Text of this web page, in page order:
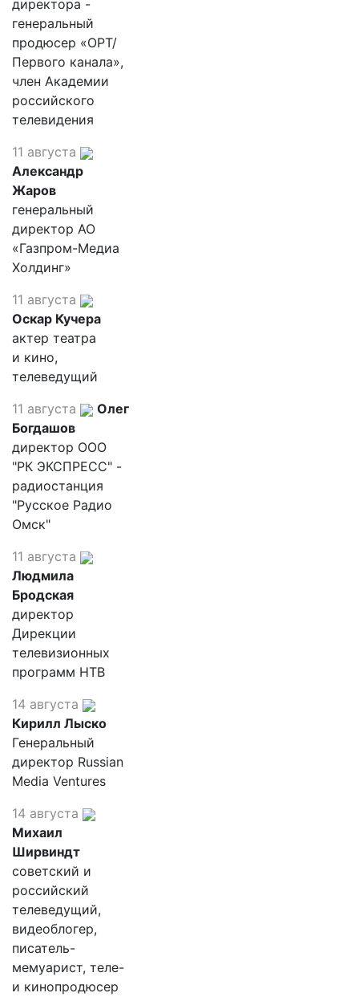
директора -
генеральный
продюсер «ОРТ/
Первого канала»,
член Академии
российского
телевидения
11 августа
Александр
Жаров
генеральный
директор АО
«Газпром-Медиа
Холдинг»
11 августа
Оскар Кучера
актер театра
и кино,
телеведущий
11 августа
Олег
Богдашов
директор ООО
"РК ЭКСПРЕСС" -
радиостанция
"Русское Радио
Омск"
11 августа
Людмила
Бродская
директор
Дирекции
телевизионных
программ НТВ
14 августа
Кирилл Лыско
Генеральный
директор Russian
Media Ventures
14 августа
Михаил
Ширвиндт
советский и
российский
телеведущий,
видеоблогер,
писатель-
мемуарист, теле-
и кинопродюсер